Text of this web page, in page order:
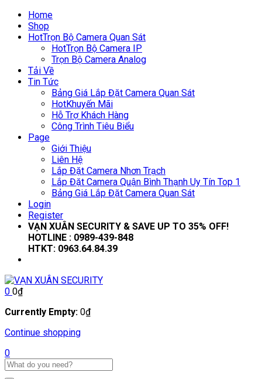
Home
Shop
HotTrọn Bộ Camera Quan Sát
HotTrọn Bộ Camera IP
Trọn Bộ Camera Analog
Tải Về
Tin Tức
Bảng Giá Lắp Đặt Camera Quan Sát
HotKhuyến Mãi
Hỗ Trợ Khách Hàng
Công Trình Tiêu Biểu
Page
Giới Thiệu
Liên Hệ
Lắp Đặt Camera Nhơn Trạch
Lắp Đặt Camera Quận Bình Thạnh Uy Tín Top 1
Bảng Giá Lắp Đặt Camera Quan Sát
Login
Register
VẠN XUÂN SECURITY & SAVE UP TO 35% OFF!
HOTLINE : 0989-439-848
HTKT: 0963.64.84.39
0 0₫
Currently Empty: 0₫
Continue shopping
0